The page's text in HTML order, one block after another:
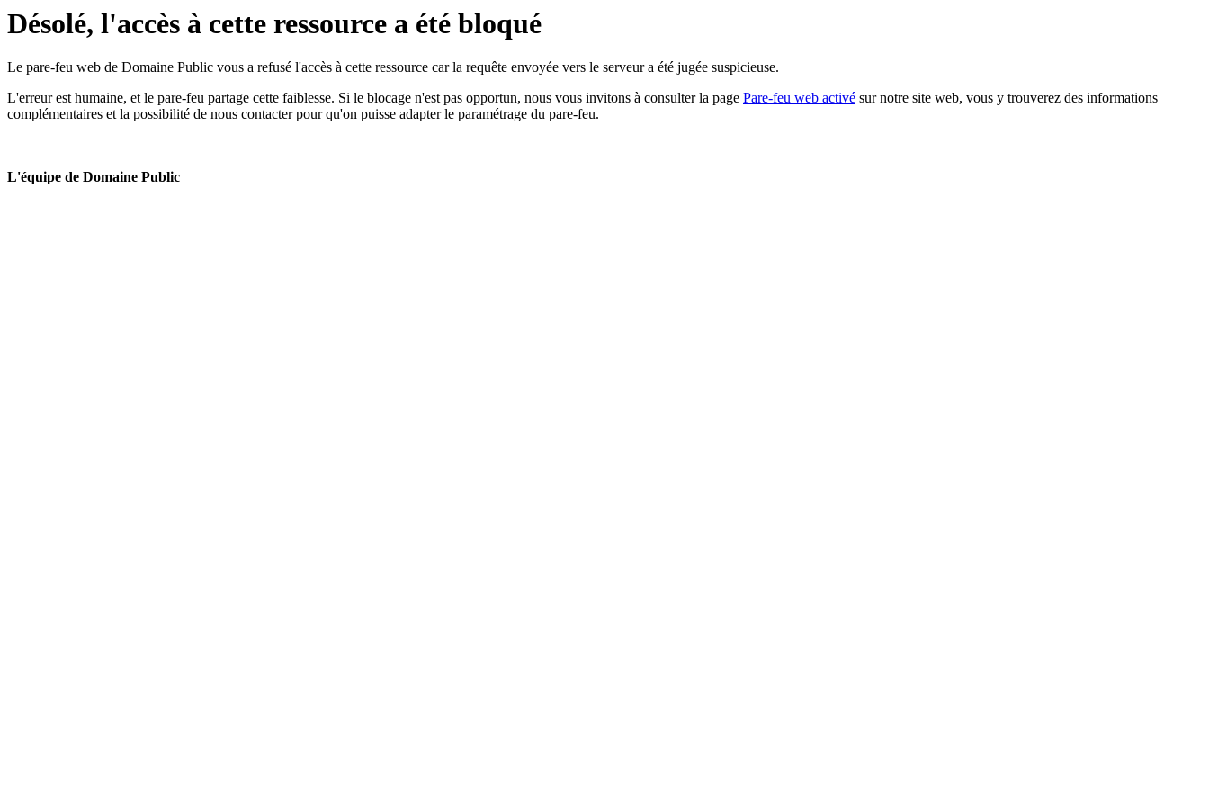
Désolé, l'accès à cette ressource a été bloqué
Le pare-feu web de Domaine Public vous a refusé l'accès à cette ressource car la requête envoyée vers le serveur a été jugée suspicieuse.
L'erreur est humaine, et le pare-feu partage cette faiblesse. Si le blocage n'est pas opportun, nous vous invitons à consulter la page Pare-feu web activé sur notre site web, vous y trouverez des informations
complémentaires et la possibilité de nous contacter pour qu'on puisse adapter le paramétrage du pare-feu.
L'équipe de Domaine Public